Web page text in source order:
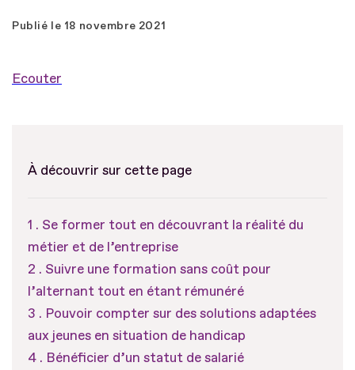
Publié le 18 novembre 2021
Ecouter
À découvrir sur cette page
Se former tout en découvrant la réalité du
métier et de l’entreprise
Suivre une formation sans coût pour
l’alternant tout en étant rémunéré
Pouvoir compter sur des solutions adaptées
aux jeunes en situation de handicap
Bénéficier d’un statut de salarié